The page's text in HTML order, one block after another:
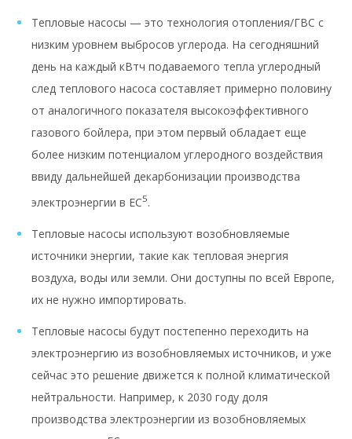
Тепловые насосы — это технология отопления/ГВС с
низким уровнем выбросов углерода. На сегодняшний
день на каждый кВтч подаваемого тепла углеродный
след теплового насоса составляет примерно половину
от аналогичного показателя высокоэффективного
газового бойлера, при этом первый обладает еще
более низким потенциалом углеродного воздействия
ввиду дальнейшей декарбонизации производства
электроэнергии в ЕС5.
Тепловые насосы используют возобновляемые
источники энергии, такие как тепловая энергия
воздуха, воды или земли. Они доступны по всей Европе,
их не нужно импортировать.
Тепловые насосы будут постепенно переходить на
электроэнергию из возобновляемых источников, и уже
сейчас это решение движется к полной климатической
нейтральности. Например, к 2030 году доля
производства электроэнергии из возобновляемых